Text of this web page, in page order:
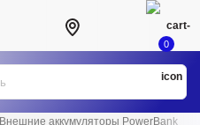
0
Внешние аккумуляторы PowerBank